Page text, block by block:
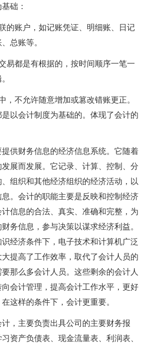
础：
的账户，如记账凭证、明细账、日记
总账等。
易都是有根据的，按时间顺序一笔一
，不允许随意增加或篡改错账更正。
以会计制度为基础的。体现了会计的
供财务信息的经济信息系统。它随着
展而发展。它记录、计算、控制、分
组织和其他经济组织的经济活动，以
。会计的职能主要是反映和控制经济
信息的合法、真实、准确和完整，为
务信息，参与决策以谋求经济利益。
经济条件下，电子技术和计算机广泛
提高了工作效率，取代了会计人员的
那么多会计人员。这些剩余的会计人
会计管理，提高会计工作水平，更好
这样的条件下，会计更重要。
，主要负责出具公司的主要财务报
资产负债表、现金流量表、利润表、